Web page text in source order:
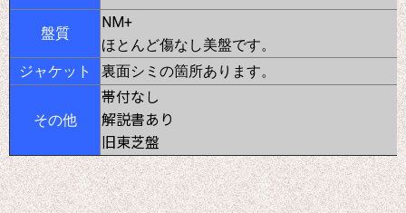
盤質
NM+
ほとんど傷なし美盤です。
ジャケット
裏面シミの箇所あります。
その他
帯付なし
解説書あり
旧東芝盤